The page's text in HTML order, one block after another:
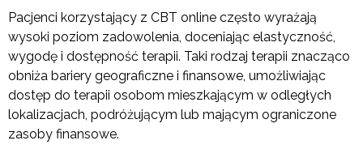
Pacjenci korzystający z CBT online często wyrażają
wysoki poziom zadowolenia, doceniając elastyczność,
wygodę i dostępność terapii. Taki rodzaj terapii znacząco
obniża bariery geograficzne i finansowe, umożliwiając
dostęp do terapii osobom mieszkającym w odległych
lokalizacjach, podróżującym lub mającym ograniczone
zasoby finansowe.